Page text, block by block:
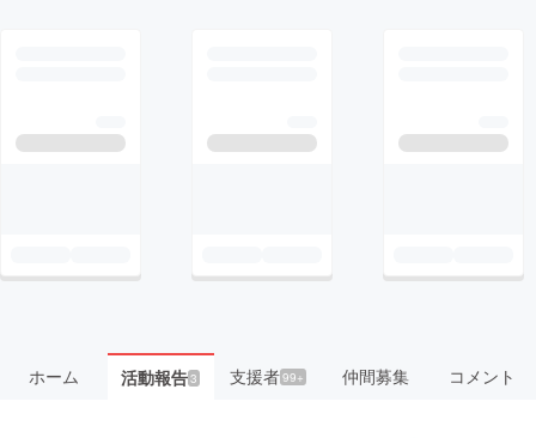
ホーム 活動報告3 支援者99+ 仲間募集 コメント